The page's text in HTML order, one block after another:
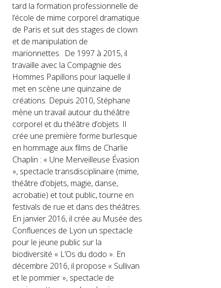
tard la formation professionnelle de
l’école de mime corporel dramatique
de Paris et suit des stages de clown
et de manipulation de
marionnettes. De 1997 à 2015, il
travaille avec la Compagnie des
Hommes Papillons pour laquelle il
met en scène une quinzaine de
créations. Depuis 2010, Stéphane
mène un travail autour du théâtre
corporel et du théâtre d’objets. Il
crée une première forme burlesque
en hommage aux films de Charlie
Chaplin : « Une Merveilleuse Évasion
», spectacle transdisciplinaire (mime,
théâtre d’objets, magie, danse,
acrobatie) et tout public, tourne en
festivals de rue et dans des théâtres.
En janvier 2016, il crée au Musée des
Confluences de Lyon un spectacle
pour le jeune public sur la
biodiversité « L’Os du dodo ». En
décembre 2016, il propose « Sullivan
et le pommier », spectacle de